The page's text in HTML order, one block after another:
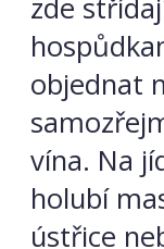
zde
objednat
vína. Na
holubí
ústřice